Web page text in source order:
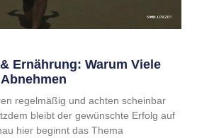
Ernährung: Warum Viele
regelmäßig und achten scheinbar
bleibt der gewünschte Erfolg auf
hier beginnt das Thema